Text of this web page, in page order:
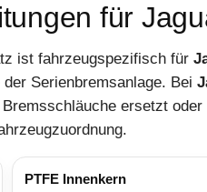
für
ist fahrzeugspezifisch für
Serienbremsanlage. Bei
ersetzt
PTFE Innenkern